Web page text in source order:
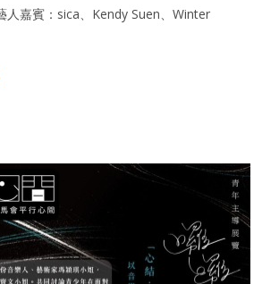
：sica、Kendy Suen、Winter